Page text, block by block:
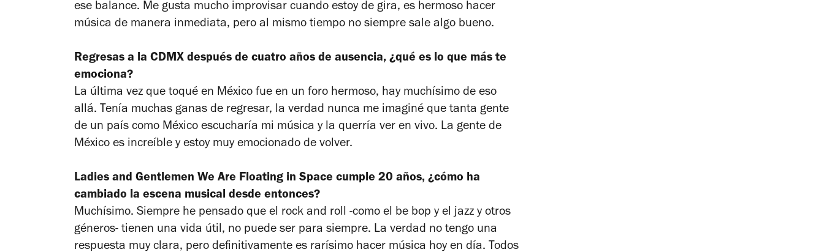
ese balance. Me gusta mucho improvisar cuando estoy de gira, es hermoso hacer
música de manera inmediata, pero al mismo tiempo no siempre sale algo bueno.
Regresas a la CDMX después de cuatro años de ausencia, ¿qué es lo que más te
emociona?
La última vez que toqué en México fue en un foro hermoso, hay muchísimo de eso
allá. Tenía muchas ganas de regresar, la verdad nunca me imaginé que tanta gente
de un país como México escucharía mi música y la querría ver en vivo. La gente de
México es increíble y estoy muy emocionado de volver.
Ladies and Gentlemen We Are Floating in Space cumple 20 años, ¿cómo ha
cambiado la escena musical desde entonces?
Muchísimo. Siempre he pensado que el rock and roll -como el be bop y el jazz y otros
géneros- tienen una vida útil, no puede ser para siempre. La verdad no tengo una
respuesta muy clara, pero definitivamente es rarísimo hacer música hoy en día. Todos